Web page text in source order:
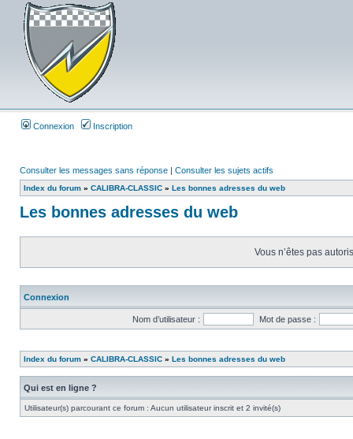
Connexion Inscription
Consulter les messages sans réponse | Consulter les sujets actifs
Index du forum » CALIBRA-CLASSIC » Les bonnes adresses du web
Les bonnes adresses du web
Vous n’êtes pas
Connexion
Nom d’utilisateur : Mot de passe :
Index du forum » CALIBRA-CLASSIC » Les bonnes adresses du web
Qui est en ligne ?
Utilisateur(s) parcourant ce forum : Aucun utilisateur inscrit et 2 invité(s)